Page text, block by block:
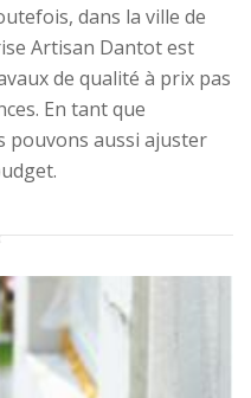
dans la ville de
Artisan Dantot est
de qualité à prix pas
En tant que
pouvons aussi ajuster